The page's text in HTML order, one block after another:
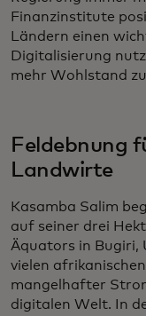
Finanzinstitute
Ländern einen
Digitalisierung
mehr Wohlstand
Feldebnung
Landwirte
Kasamba Salim
auf seiner drei
Äquators in Bugiri,
vielen
mangelhafter
digitalen Welt. In